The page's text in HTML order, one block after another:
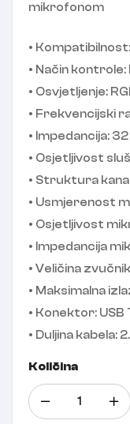
mikrofonom
•
• Način
• Osvjetljenje:
• Frekvencijski
• Impedancija:
• Osjetljivost
• Struktura
• Usmjerenost
• Osjetljivost
• Impedancija
• Veličina
• Maksimalna
• Konektor:
• Duljina kabela:
Količina